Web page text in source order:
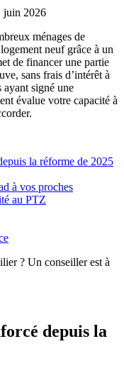
juin 2026
ménages de
neuf grâce à un
de financer une partie
sans frais d’intérêt à
ayant signé une
évalue votre capacité à
la réforme de 2025
à vos proches
au PTZ
? Un conseiller est à
depuis la